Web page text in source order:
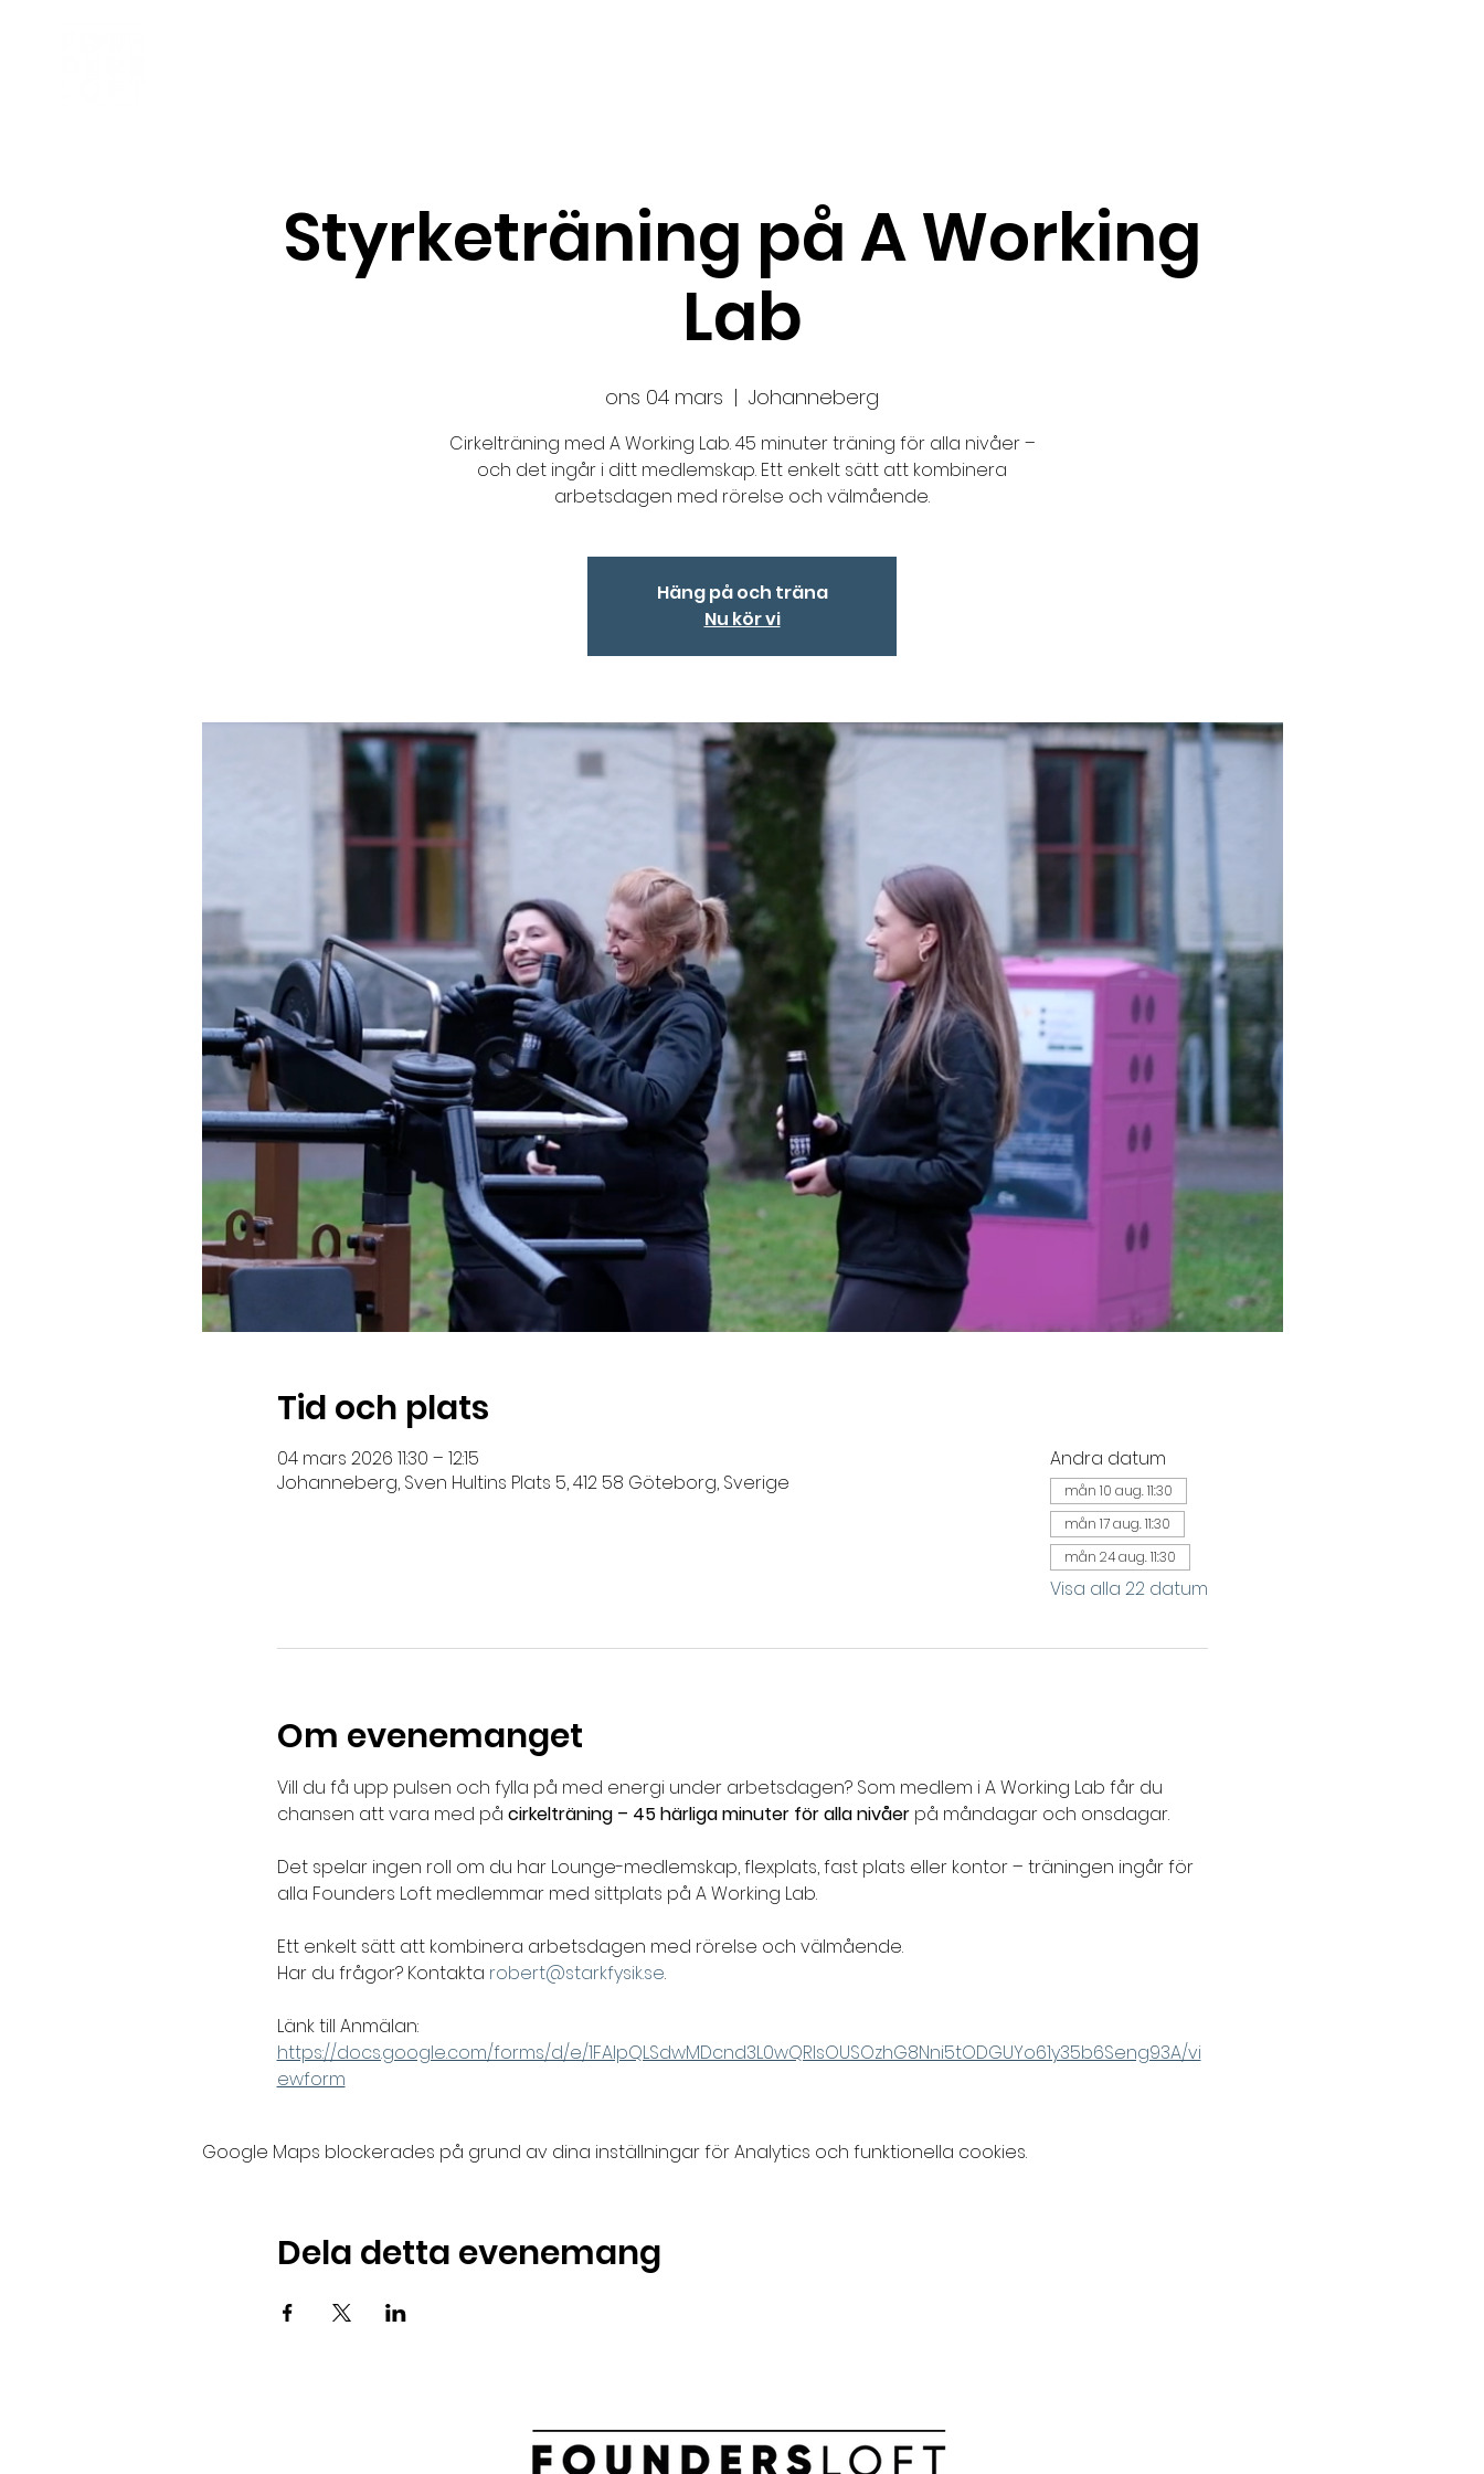
Styrketräning på A Working
Lab
ons 04 mars
  |
Johanneberg
Cirkelträning med A Working Lab. 45 minuter träning för alla nivåer –
och det ingår i ditt medlemskap. Ett enkelt sätt att kombinera
arbetsdagen med rörelse och välmående.
Häng på och träna
Nu kör vi
Tid och plats
04 mars 2026 11:30 – 12:15
Johanneberg, Sven Hultins Plats 5, 412 58 Göteborg, Sverige
Andra datum
mån 10 aug. 11:30
mån 17 aug. 11:30
mån 24 aug. 11:30
Visa alla 22 datum
Om evenemanget
Vill du få upp pulsen och fylla på med energi under arbetsdagen? Som medlem i A Working Lab får du
chansen att vara med på cirkelträning – 45 härliga minuter för alla nivåer på måndagar och onsdagar.
Det spelar ingen roll om du har Lounge-medlemskap, flexplats, fast plats eller kontor – träningen ingår för
alla Founders Loft medlemmar med sittplats på A Working Lab.
Ett enkelt sätt att kombinera arbetsdagen med rörelse och välmående.
Har du frågor? Kontakta robert@starkfysik.se.
Länk till Anmälan:
https://docs.google.com/forms/d/e/1FAIpQLSdwMDcnd3L0wQRlsOUSOzhG8Nni5tODGUYo61y35b6Seng93A/vi
ewform
Google Maps blockerades på grund av dina inställningar för Analytics och funktionella cookies.
Dela detta evenemang